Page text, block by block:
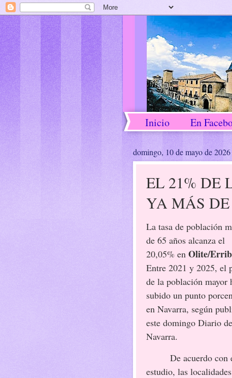
Inicio En
domingo, 10 de mayo de 2026
EL 21% DE
YA MÁS
La tasa de población
de 65 años alcanza el
20,05% en Olite/
Entre 2021 y 2025, el
de la población mayor
subido un punto
en Navarra, según
este domingo Diario de
Navarra.
De acuerdo con
estudio, las